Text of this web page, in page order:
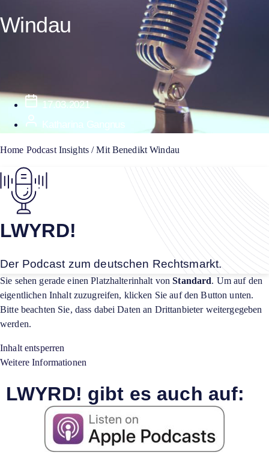
Windau
17.03.2021
Katharina Gangnus
Home Podcast Insights / Mit Benedikt Windau
LWYRD!
Der Podcast zum deutschen Rechtsmarkt.
Sie sehen gerade einen Platzhalterinhalt vonStandard. Um auf den
eigentlichen Inhalt zuzugreifen, klicken Sie auf den Button unten.
Bitte beachten Sie, dass dabei Daten an Drittanbieter weitergegeben
werden.
Inhalt entsperren
Weitere Informationen
LWYRD! gibt es auch auf: